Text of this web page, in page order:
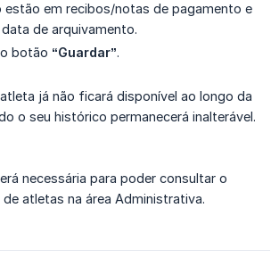
estão em recibos/notas de pagamento e
de arquivamento.
botão “Guardar”.
já não ficará disponível ao longo da
o seu histórico permanecerá inalterável.
necessária para poder consultar o
atletas na área Administrativa.